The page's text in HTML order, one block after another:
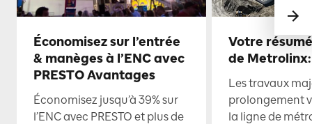
Économisez sur l’entrée
& manèges à l’ENC avec
PRESTO Avantages
Économisez jusqu’à 39% sur
l’ENC avec PRESTO et plus de
Votre
de
Les travaux
prolongement
la ligne de